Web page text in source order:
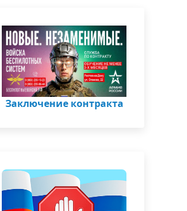
Заключение контракта